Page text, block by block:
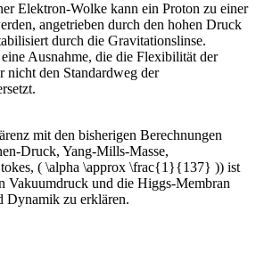
Elektron-Wolke kann ein Proton zu einer
angetrieben durch den hohen Druck
durch die Gravitationslinse.
Ausnahme, die die Flexibilität der
nicht den Standardweg der
mit den bisherigen Berechnungen
Druck, Yang-Mills-Masse,
( \alpha \approx \frac{1}{137} )) ist
Vakuumdruck und die Higgs-Membran
Dynamik zu erklären.